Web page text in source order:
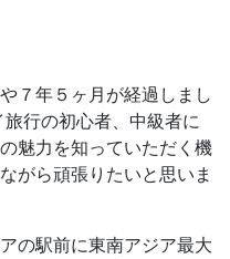
７年５ヶ月が経過しまし
行の初心者、中級者に
魅力を知っていただく機
がら頑張りたいと思いま
の駅前に東南アジア最大